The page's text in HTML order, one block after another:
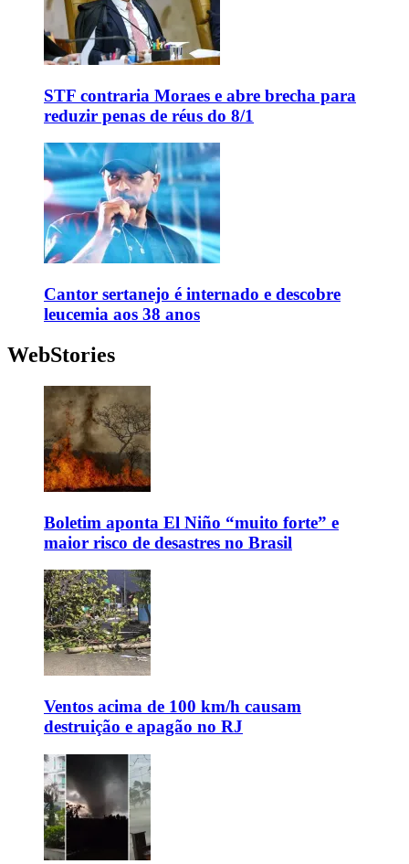
STF contraria Moraes e abre brecha para
reduzir penas de réus do 8/1
Cantor sertanejo é internado e descobre
leucemia aos 38 anos
WebStories
Boletim aponta El Niño “muito forte” e
maior risco de desastres no Brasil
Ventos acima de 100 km/h causam
destruição e apagão no RJ